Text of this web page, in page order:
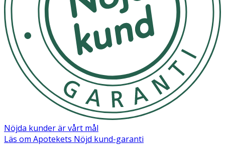
- varav DHA 167 mg* 333 mg*
- varav EPA 83 mg* 167 mg*
* Naturliga variationer förekommer.
life’s®OMEGA algolja (DHA och EPA utvunnet från
Schizochytrium sp.), vegetabilisk kapsel (modifierad
stärkelse, glycerol, karragenan (Chondrus crispus)),
solrosolja, arom (rosmarinextrakt), antioxidationsmedel
Nöjda kunder är vårt mål
Läs om Apotekets Nöjd kund-garanti